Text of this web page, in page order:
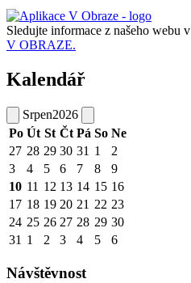
Sledujte informace z našeho webu v
V OBRAZE.
Kalendář
Srpen2026
Po Út St Čt Pá So Ne
27 28 29 30 31 1
2
3
4 5 6 7 8
9
10 11 12 13 14 15 16
17 18 19 20 21 22 23
24 25 26 27 28 29 30
31 1 2 3 4 5 6
Návštěvnost